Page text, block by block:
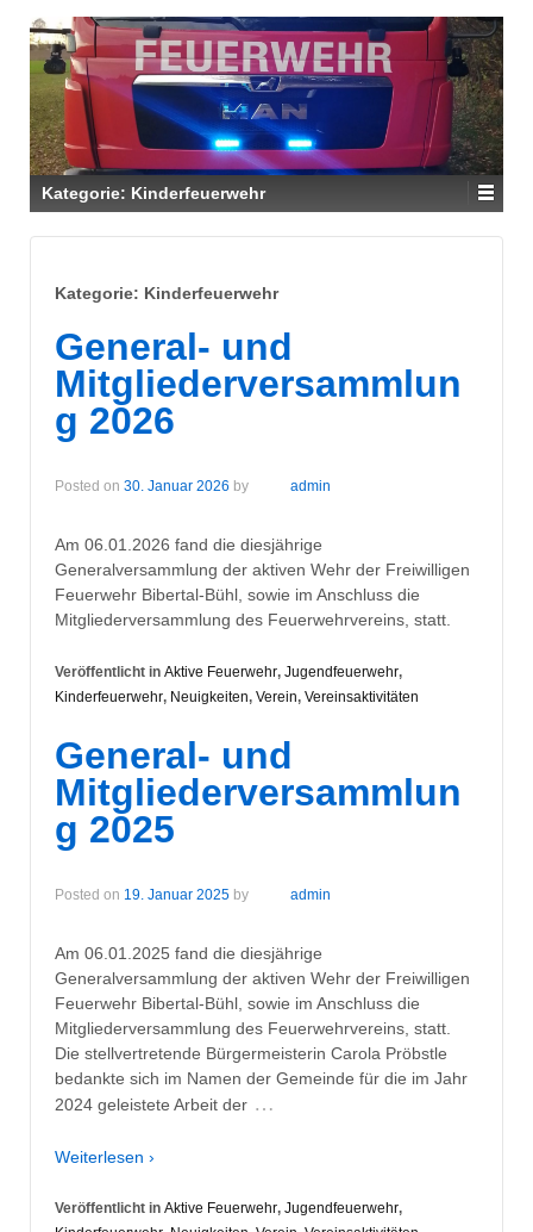
Kategorie: Kinderfeuerwehr
Kategorie: Kinderfeuerwehr
General- und
Mitgliederversammlun
g 2026
Posted on 30. Januar 2026 by admin
Am 06.01.2026 fand die diesjährige
Generalversammlung der aktiven Wehr der Freiwilligen
Feuerwehr Bibertal-Bühl, sowie im Anschluss die
Mitgliederversammlung des Feuerwehrvereins, statt.
Veröffentlicht in Aktive Feuerwehr, Jugendfeuerwehr,
Kinderfeuerwehr, Neuigkeiten, Verein, Vereinsaktivitäten
General- und
Mitgliederversammlun
g 2025
Posted on 19. Januar 2025 by admin
Am 06.01.2025 fand die diesjährige
Generalversammlung der aktiven Wehr der Freiwilligen
Feuerwehr Bibertal-Bühl, sowie im Anschluss die
Mitgliederversammlung des Feuerwehrvereins, statt.
Die stellvertretende Bürgermeisterin Carola Pröbstle
bedankte sich im Namen der Gemeinde für die im Jahr
2024 geleistete Arbeit der …
Weiterlesen ›
Veröffentlicht in Aktive Feuerwehr, Jugendfeuerwehr,